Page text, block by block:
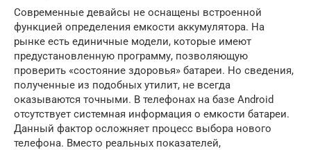
Современные девайсы не оснащены встроенной
функцией определения емкости аккумулятора. На
рынке есть единичные модели, которые имеют
предустановленную программу, позволяющую
проверить «состояние здоровья» батареи. Но сведения,
полученные из подобных утилит, не всегда
оказываются точными. В телефонах на базе Android
отсутствует системная информация о емкости батареи.
Данный фактор осложняет процесс выбора нового
телефона. Вместо реальных показателей,